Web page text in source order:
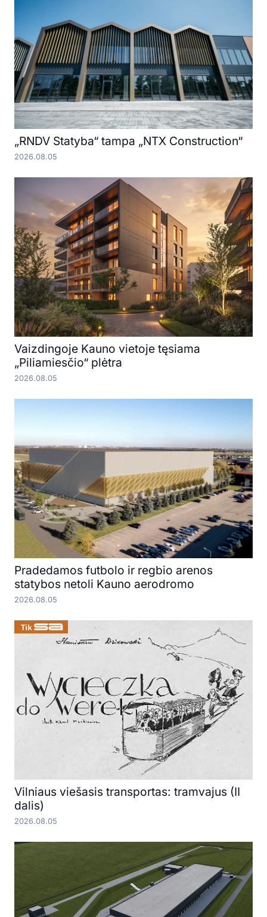
„RNDV Statyba“ tampa „NTX Construction“
2026.08.05
Vaizdingoje Kauno vietoje tęsiama
„Piliamiesčio“ plėtra
2026.08.05
Pradedamos futbolo ir regbio arenos
statybos netoli Kauno aerodromo
2026.08.05
Vilniaus viešasis transportas: tramvajus (II
dalis)
2026.08.05